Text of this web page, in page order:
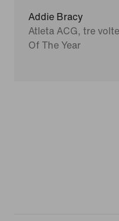
Addie Bracy
Atleta ACG, tre
Of The Year